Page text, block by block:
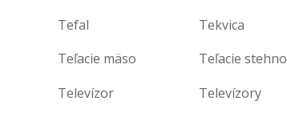
Tefal
Tekvica
Teľacie mäso
Teľacie stehno
Televízor
Televízory